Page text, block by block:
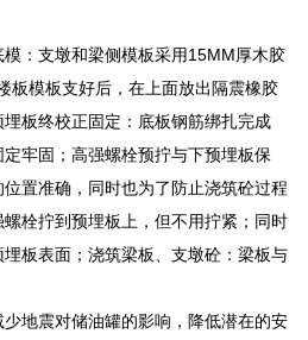
：支墩和梁侧模板采用15MM厚木胶
板模板支好后，在上面放出隔震橡胶
板终校正固定：底板钢筋绑扎完成
牢固；高强螺栓预拧与下预埋板保
置准确，同时也为了防止浇筑砼过程
栓拧到预埋板上，但不用拧紧；同时
板表面；浇筑梁板、支墩砼：梁板与
地震对储油罐的影响，降低潜在的安